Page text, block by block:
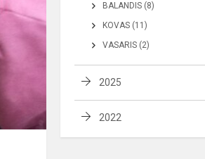
BALANDIS (8)
KOVAS (11)
VASARIS (2)
2025
2022